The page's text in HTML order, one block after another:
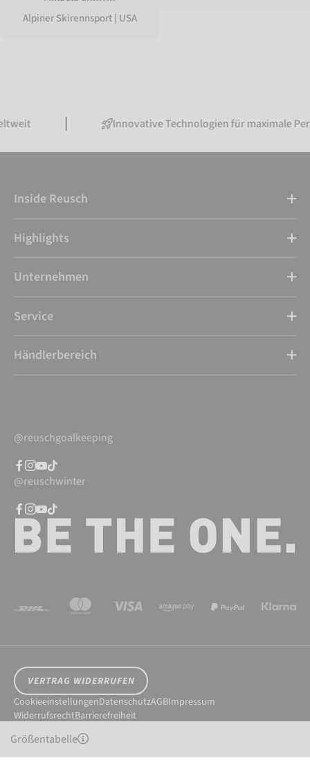
Größentabelle
Alpiner Skirennsport | USA
Innovative Technologien für maximale Performance
Inside Reusch
Highlights
Unternehmen
Service
Händlerbereich
@reuschgoalkeeping
@reuschwinter
VERTRAG WIDERRUFEN
CookieeinstellungenDatenschutzAGBImpressum
WiderrufsrechtBarrierefreiheit
© 2026 Reusch International SpA - AG